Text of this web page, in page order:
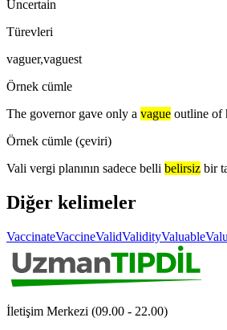
Uncertain
Türevleri
vaguer,vaguest
Örnek cümle
The governor gave only a vague outline of
Örnek cümle (çeviri)
Vali vergi planının sadece belli belirsiz bir
Diğer kelimeler
VaccinateVaccineValidValidityValuable
İletişim Merkezi (09.00 - 22.00)